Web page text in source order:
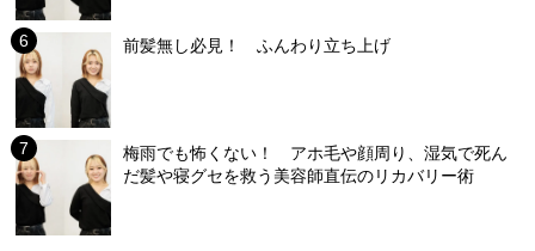
前髪無し必見！ ふんわり立ち上げ
梅雨でも怖くない！ アホ毛や顔周り、湿気で死ん
だ髪や寝グセを救う美容師直伝のリカバリー術